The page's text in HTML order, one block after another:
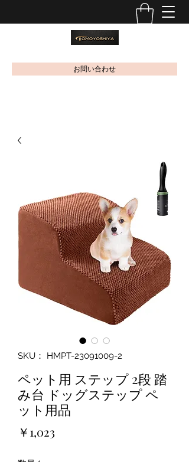
お問い合わせ
SKU： HMPT-23091009-2
ペット用 ステップ 2段 踏
み台 ドッグステップ ペ
ット用品
￥1,023